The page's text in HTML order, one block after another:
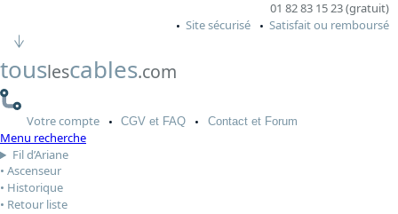
01 82 83 15 23 (gratuit)
Site sécurisé
Satisfait ou remboursé
touslescables.com
Votrecompte CGV et FAQ Contactet Forum
Menu recherche
Fil d’Ariane
Ascenseur
Historique
Retour liste